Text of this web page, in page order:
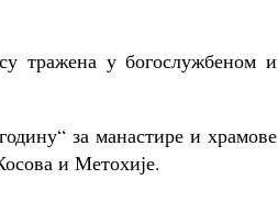
тражена у богослужбеном и
за манастире и храмове
и Метохије.